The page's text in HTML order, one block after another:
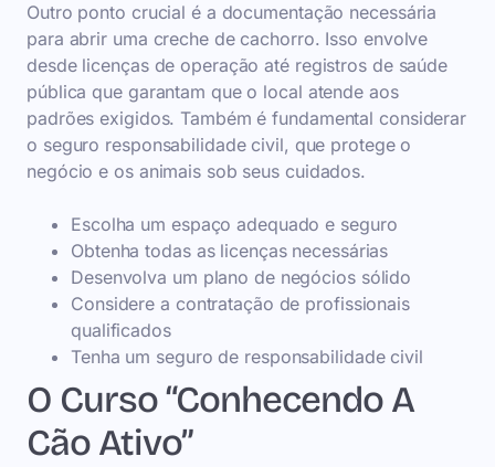
Outro ponto crucial é a documentação necessária
para abrir uma creche de cachorro. Isso envolve
desde licenças de operação até registros de saúde
pública que garantam que o local atende aos
padrões exigidos. Também é fundamental considerar
o seguro responsabilidade civil, que protege o
negócio e os animais sob seus cuidados.
Escolha um espaço adequado e seguro
Obtenha todas as licenças necessárias
Desenvolva um plano de negócios sólido
Considere a contratação de profissionais
qualificados
Tenha um seguro de responsabilidade civil
O Curso “Conhecendo A
Cão Ativo”